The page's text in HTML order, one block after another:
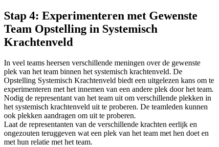
Stap 4: Experimenteren met Gewenste
Team Opstelling in Systemisch
Krachtenveld
In veel teams heersen verschillende meningen over de gewenste
plek van het team binnen het systemisch krachtenveld. De
Opstelling Systemisch Krachtenveld biedt een uitgelezen kans om te
experimenteren met het innemen van een andere plek door het team.
Nodig de representant van het team uit om verschillende plekken in
het systemisch krachtenveld uit te proberen. De teamleden kunnen
ook plekken aandragen om uit te proberen.
Laat de representanten van de verschillende krachten eerlijk en
ongezouten teruggeven wat een plek van het team met hen doet en
met hun relatie met het team.